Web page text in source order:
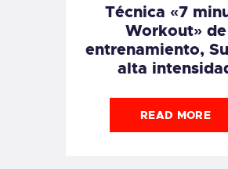
Técnica «7
Workout» de
entrenamiento,
alta
READ MORE